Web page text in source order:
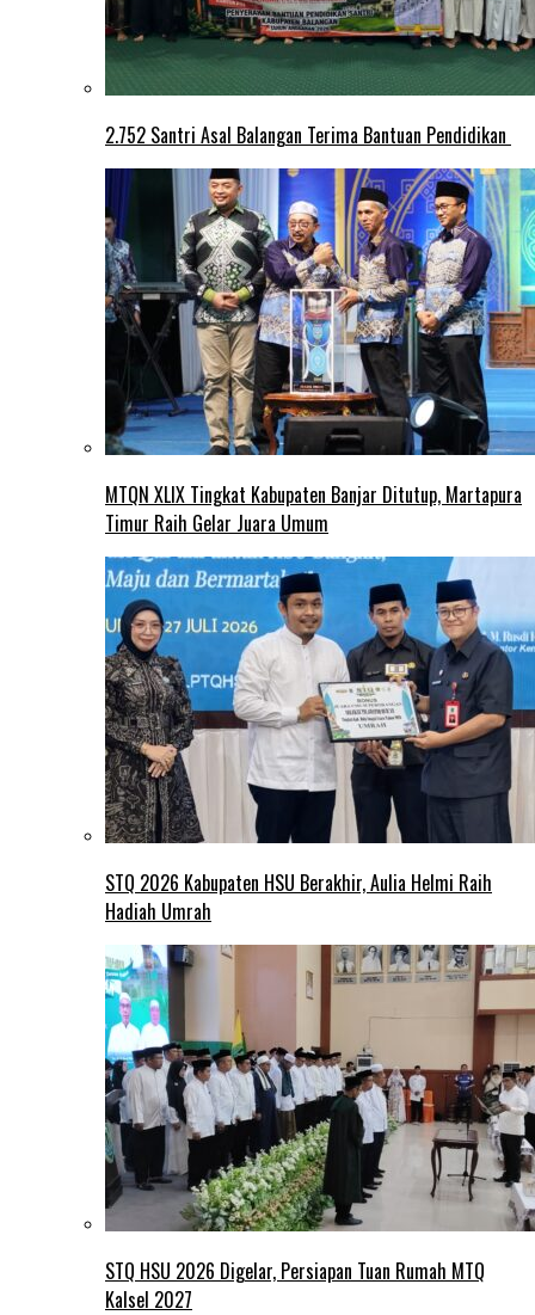
2.752 Santri Asal Balangan Terima Bantuan Pendidikan
MTQN XLIX Tingkat Kabupaten Banjar Ditutup, Martapura
Timur Raih Gelar Juara Umum
STQ 2026 Kabupaten HSU Berakhir, Aulia Helmi Raih
Hadiah Umrah
STQ HSU 2026 Digelar, Persiapan Tuan Rumah MTQ
Kalsel 2027